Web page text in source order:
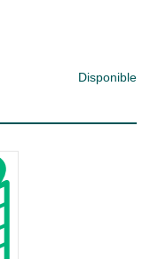
Disponible